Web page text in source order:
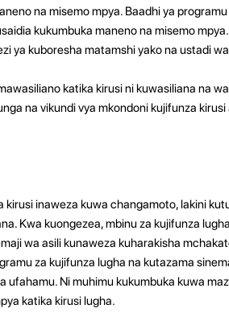
na misemo mpya. Baadhi ya
kukumbuka maneno na misemo
ya kuboresha matamshi yako na ustadi
katika kirusi ni kuwasiliana na
na vikundi vya mkondoni kujifunza
inaweza kuwa changamoto, lakini
Kwa kuongezea, mbinu za kujifunza
wa asili kunaweza kuharakisha
za kujifunza lugha na kutazama
ufahamu. Ni muhimu kukumbuka kuwa
katika kirusi lugha.